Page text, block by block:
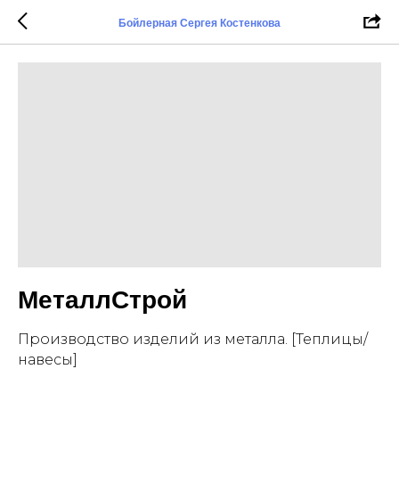
Бойлерная Сергея Костенкова
МеталлСтрой
Производство изделий из металла. [Теплицы/
навесы]